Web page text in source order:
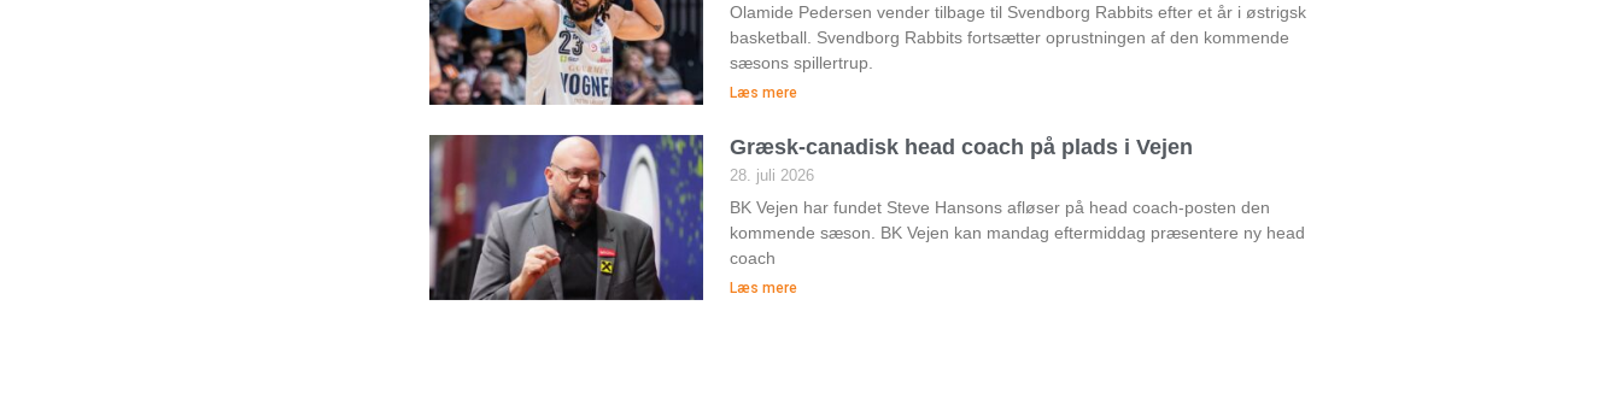
Olamide Pedersen vender tilbage til Svendborg Rabbits efter et år i østrigsk
basketball. Svendborg Rabbits fortsætter oprustningen af den kommende
sæsons spillertrup.
Læs mere
Græsk-canadisk head coach på plads i Vejen
28. juli 2026
BK Vejen har fundet Steve Hansons afløser på head coach-posten den
kommende sæson. BK Vejen kan mandag eftermiddag præsentere ny head
coach
Læs mere